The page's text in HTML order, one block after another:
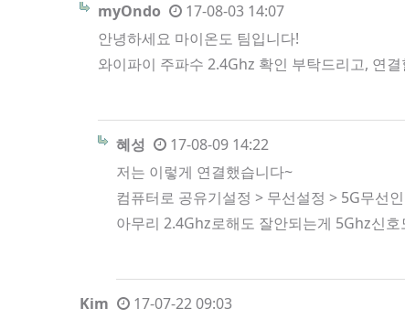
myOndo
17-08-03 14:07
안녕하세요 마이온도 팀입니다!
와이파이 주파수 2.4Ghz 확인 부탁드리고, 연
혜성
17-08-09 14:22
저는 이렇게 연결했습니다~
컴퓨터로 공유기설정 > 무선설정 > 5G무선
아무리 2.4Ghz로해도 잘안되는게 5Ghz신
Kim
17-07-22 09:03